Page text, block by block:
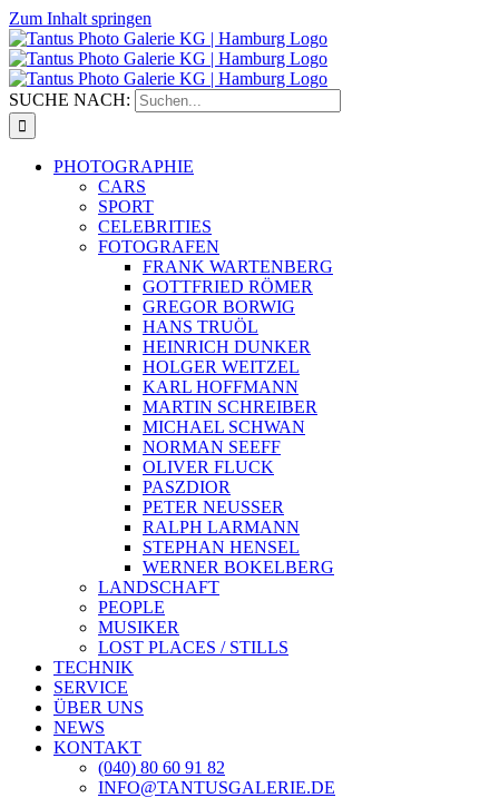
Zum Inhalt springen
SUCHE NACH:
PHOTOGRAPHIE
CARS
SPORT
CELEBRITIES
FOTOGRAFEN
FRANK WARTENBERG
GOTTFRIED RÖMER
GREGOR BORWIG
HANS TRUÖL
HEINRICH DUNKER
HOLGER WEITZEL
KARL HOFFMANN
MARTIN SCHREIBER
MICHAEL SCHWAN
NORMAN SEEFF
OLIVER FLUCK
PASZDIOR
PETER NEUSSER
RALPH LARMANN
STEPHAN HENSEL
WERNER BOKELBERG
LANDSCHAFT
PEOPLE
MUSIKER
LOST PLACES / STILLS
TECHNIK
SERVICE
ÜBER UNS
NEWS
KONTAKT
(040) 80 60 91 82
INFO@TANTUSGALERIE.DE